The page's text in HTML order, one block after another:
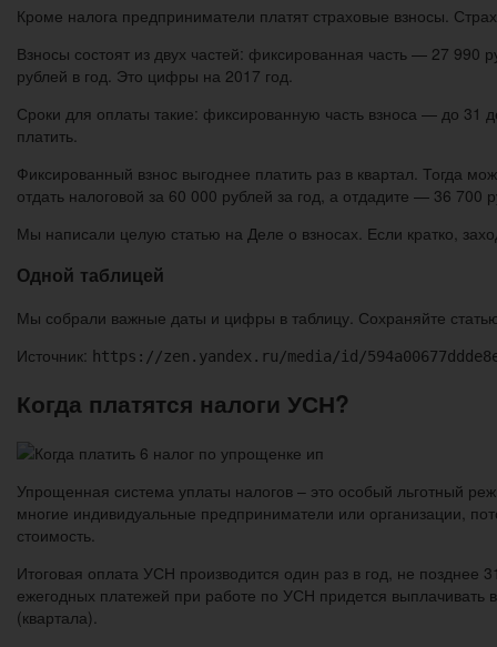
Кроме налога предприниматели платят страховые взносы.
Взносы состоят из двух частей: фиксированная часть — 27
рублей в год. Это цифры на 2017 год.
Сроки для оплаты такие: фиксированную часть взноса — до 31
платить.
Фиксированный взнос выгоднее платить раз в квартал. Тогда
отдать налоговой за 60 000 рублей за год, а отдадите — 36 700
Мы написали целую статью на Деле о взносах. Если кратко,
Одной таблицей
Мы собрали важные даты и цифры в таблицу. Сохраняйте
Источник: https://zen.yandex.ru/media/id/
Когда платятся налоги УСН?
Упрощенная система уплаты налогов – это особый льготный
многие индивидуальные предприниматели или организации,
стоимость.
Итоговая оплата УСН производится один раз в год, не
ежегодных платежей при работе по УСН придется выплачивать
(квартала).